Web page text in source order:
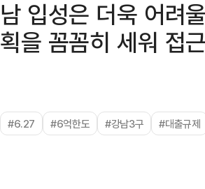
남 입성은 더욱 어려
획을 꼼꼼히 세워 접
#6.27 #6억한도 #강남3구 #대출규제